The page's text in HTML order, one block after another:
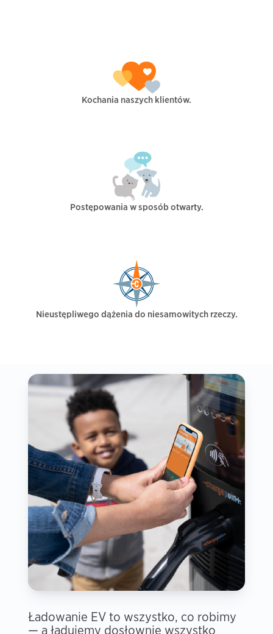
Kochania naszych klientów.
Postępowania w sposób otwarty.
Nieustępliwego dążenia do niesamowitych rzeczy.
Ładowanie EV to wszystko, co robimy
— a ładujemy dosłownie wszystko